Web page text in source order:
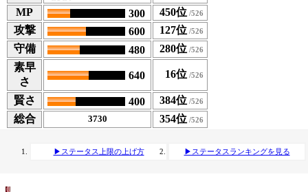
MP
300
450位
攻撃
600
127位
守備
480
280位
素早
さ
640 16位
賢さ 400
384位
総合
3730 354位
▶ステータス上限の上げ方 ▶ステータスランキングを見る